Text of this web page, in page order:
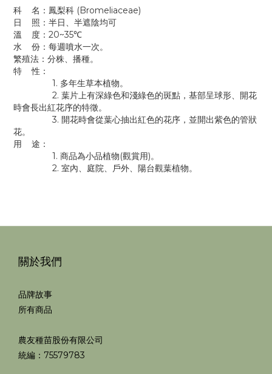
科 名：鳳梨科 (Bromeliaceae)
日 照：半日、半遮陰均可
溫 度：20~35℃
水 份：每週噴水一次。
繁殖法：分株、播種。
特 性：
1. 多年生草本植物。
2. 葉片上有深綠色和淺綠色的斑點，基部呈球形、開花
時會長出紅花序的特徵。
3. 開花時會從葉心抽出紅色的花序，並開出紫色的管狀
花。
用 途：
1. 商品為小品植物(觀賞用)。
2. 室內、庭院、戶外、陽台觀葉植物。
關於我們
品牌故事
所有商品
農友種苗股份有限公司
統編：75579783